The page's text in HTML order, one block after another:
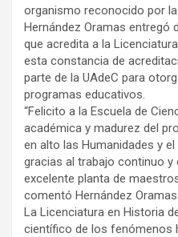
organismo reconocido por la
Hernández Oramas entregó
que acredita a la
esta constancia de
parte de la UAdeC para
programas educativos.
“Felicito a la Escuela de
académica y madurez del
en alto las Humanidades y
gracias al trabajo continuo
excelente planta de
comentó Hernández Oramas.
La Licenciatura en Historia
científico de los fenómenos